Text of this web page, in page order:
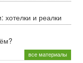
и реалки
все материалы